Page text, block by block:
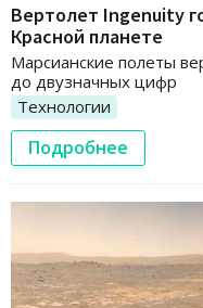
Вертолет Ingenuity
Красной планете
Марсианские полеты
до двузначных цифр
Технологии
Подробнее